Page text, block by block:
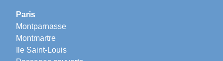
Paris
Montparnasse
Montmartre
Ile Saint-Louis